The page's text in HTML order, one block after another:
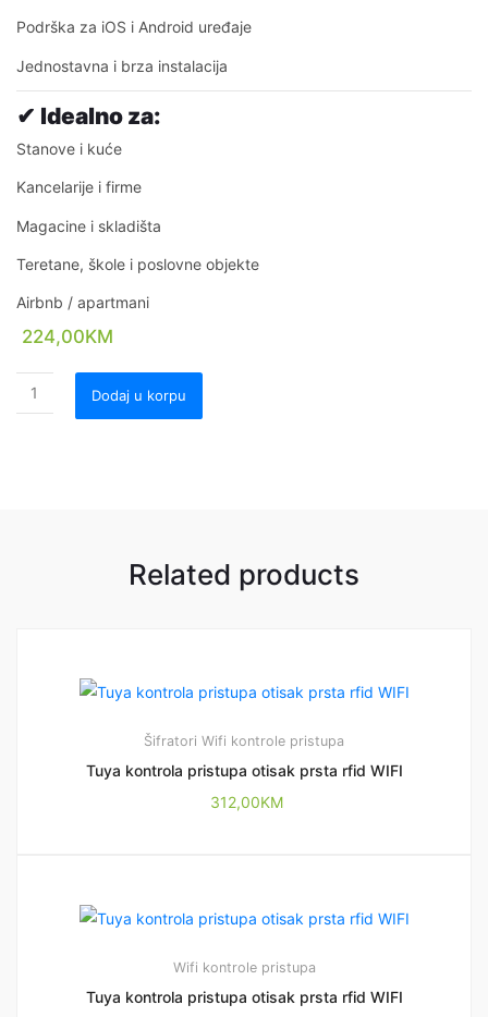
Podrška za iOS i Android uređaje
Jednostavna i brza instalacija
✔ Idealno za:
Stanove i kuće
Kancelarije i firme
Magacine i skladišta
Teretane, škole i poslovne objekte
Airbnb / apartmani
224,00KM
Dodaj u korpu
Related products
Šifratori Wifi kontrole pristupa
Tuya kontrola pristupa otisak prsta rfid WIFI
312,00KM
Wifi kontrole pristupa
Tuya kontrola pristupa otisak prsta rfid WIFI